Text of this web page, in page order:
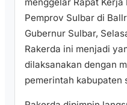
Pemprov Sulbar di
Gubernur Sulbar,
Rakerda ini menjadi
dilaksanakan dengan
pemerintah kabupaten